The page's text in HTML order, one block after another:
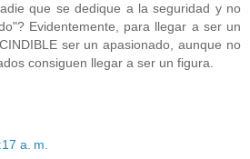
que se dedique a la seguridad y no
Evidentemente, para llegar a ser un
ser un apasionado, aunque no
consiguen llegar a ser un figura.
a. m.